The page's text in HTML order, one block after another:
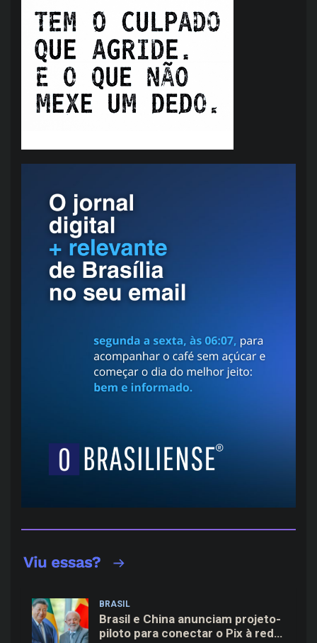
BRASIL
Brasil e China anunciam projeto-
piloto para conectar o Pix à rede